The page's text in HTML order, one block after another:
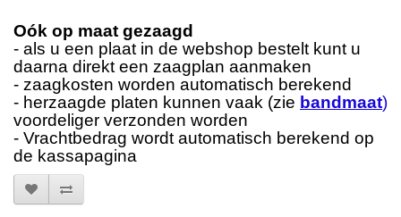
Oók op maat gezaagd
- als u een plaat in de webshop bestelt kunt u
daarna direkt een zaagplan aanmaken
- zaagkosten worden automatisch berekend
- herzaagde platen kunnen vaak (zie bandmaat)
voordeliger verzonden worden
- Vrachtbedrag wordt automatisch berekend op
de kassapagina